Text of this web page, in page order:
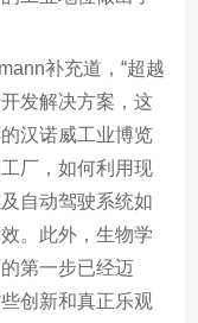
补充道，“超越
发解决方案，这
汉诺威工业博览
厂，如何利用现
自动驾驶系统如
。此外，生物学
第一步已经迈
创新和真正乐观